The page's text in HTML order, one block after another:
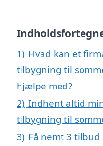
1) Hvad kan et
tilbygning til
hjælpe med?
2) Indhent altid
tilbygning til
3) Få nemt 3